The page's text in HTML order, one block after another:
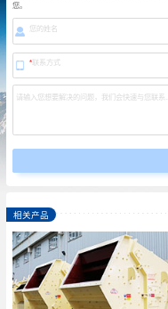
您。
您的姓名
*联系方式
请输入您想要解决的问题，我们会快速与您联系...
相关产品